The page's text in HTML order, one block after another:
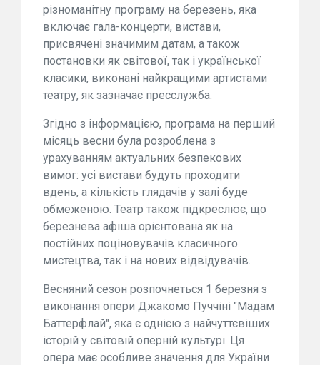
різноманітну програму на березень, яка
включає гала-концерти, вистави,
присвячені значимим датам, а також
постановки як світової, так і української
класики, виконані найкращими артистами
театру, як зазначає пресслужба.
Згідно з інформацією, програма на перший
місяць весни була розроблена з
урахуванням актуальних безпекових
вимог: усі вистави будуть проходити
вдень, а кількість глядачів у залі буде
обмеженою. Театр також підкреслює, що
березнева афіша орієнтована як на
постійних поціновувачів класичного
мистецтва, так і на нових відвідувачів.
Весняний сезон розпочнеться 1 березня з
виконання опери Джакомо Пуччіні "Мадам
Баттерфлай", яка є однією з найчуттєвіших
історій у світовій оперній культурі. Ця
опера має особливе значення для України